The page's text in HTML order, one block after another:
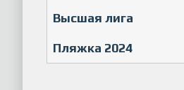
Высшая лига
Пляжка 2024